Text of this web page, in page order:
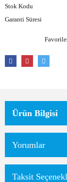
Stok Kodu
Garanti Süresi
Ürün Bilgisi
Yorumlar
Taksit